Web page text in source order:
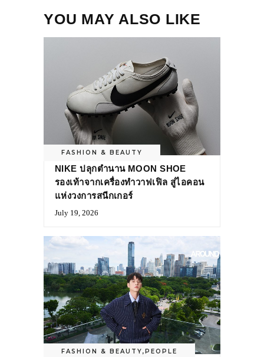
YOU MAY ALSO LIKE
FASHION & BEAUTY
NIKE ปลุกตำนาน MOON SHOE
รองเท้าจากเครื่องทำวาฟเฟิล สู่ไอคอน
แห่งวงการสนีกเกอร์
July 19, 2026
FASHION & BEAUTY,PEOPLE